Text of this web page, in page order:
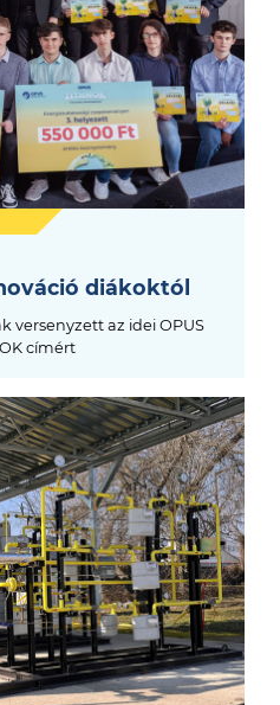
diákoktól
versenyzett az idei OPUS
címért